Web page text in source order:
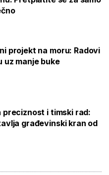
projekt na moru: Radovi
uz manje buke
preciznost i timski rad:
građevinski kran od